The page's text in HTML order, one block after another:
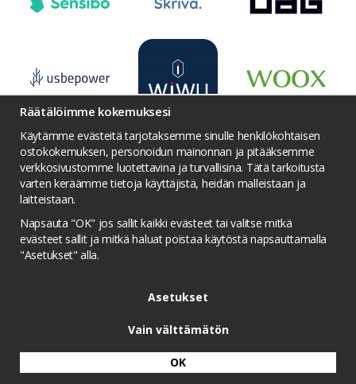
Ehdot Yhteydenotto
Twitter
YouTube Pinterest
Instagram
Palkintojen metsästys
Tietosuojakäytäntö
Kilpailuolosuhteet
Räätälöimme kokemuksesi
Käytämme evästeitä tarjotaksemme sinulle henkilökohtaisen
ostokokemuksen, personoidun mainonnan ja pitääksemme
verkkosivustomme luotettavina ja turvallisina. Tätä tarkoitusta
varten keräämme tietoja käyttäjistä, heidän malleistaan ​​ja
laitteistaan.
Napsauta "OK" jos sallit kaikki evästeet tai valitse mitkä
evästeet sallit ja mitkä haluat poistaa käytöstä napsauttamalla
"Asetukset" alla.
Asetukset
Vain välttämätön
OK